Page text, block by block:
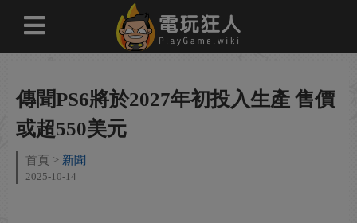
傳聞PS6將於2027年初投入生產 售價
或超550美元
首頁 新聞
2025-10-14